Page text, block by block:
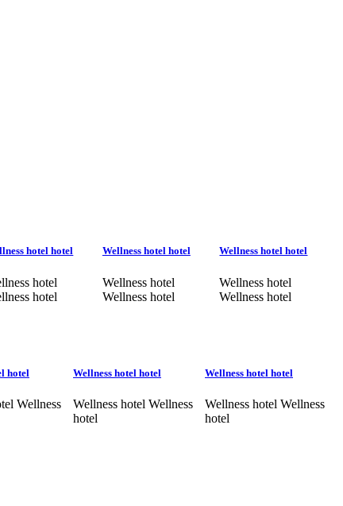
hotel hotel
hotel
hotel
Wellness hotel hotel
Wellness hotel
Wellness hotel
Wellness hotel hotel
Wellness hotel
Wellness hotel
hotel
Wellness
Wellness hotel hotel
Wellness hotel Wellness
hotel
Wellness hotel hotel
Wellness hotel Wellness
hotel